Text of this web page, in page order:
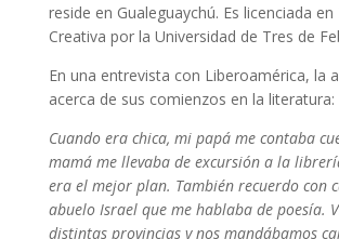
reside en Gualeguaychú. Es licenciada en
Creativa por la Universidad de Tres de
En una entrevista con Liberoamérica, la
acerca de sus comienzos en la literatura:
Cuando era chica, mi papá me contaba
mamá me llevaba de excursión a la
era el mejor plan. También recuerdo con
abuelo Israel que me hablaba de poesía.
distintas provincias y nos mandábamos